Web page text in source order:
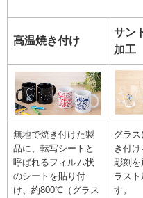
高温焼き付け
サン
加工
無地で焼き付けた製
品に、転写シートと
呼ばれるフィルム状
のシートを貼り付
け、約800℃（グラス
グラ
き付
彫刻を
ラスト
す。